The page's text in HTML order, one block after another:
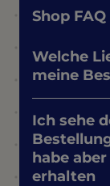
Shop FAQ
Welche
meine
Ich sehe
habe
erhalten